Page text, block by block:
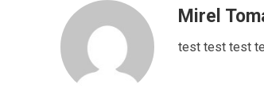
Mirel
test test test